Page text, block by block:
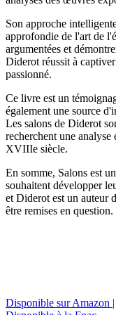
Son approche
approfondie de l'art de
argumentées et
Diderot réussit à
passionné.
Ce livre est un
également une source
Les salons de Diderot
recherchent une
XVIIIe siècle.
En somme, Salons est
souhaitent développer
et Diderot est un auteur
être remises en question.
Disponible sur Amazon |